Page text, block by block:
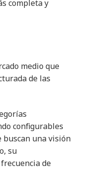
completa y
medio que
de las
configurables
buscan una visión
su
de